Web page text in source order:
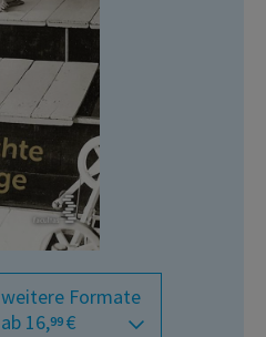
weitere Formate
ab 16,99 €